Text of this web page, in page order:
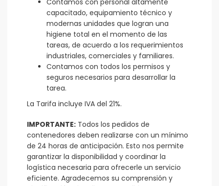
capacitado, equipamiento técnico y
modernas unidades que logran una
higiene total en el momento de las
tareas, de acuerdo a los requerimientos
industriales, comerciales y familiares.
Contamos con todos los permisos y
seguros necesarios para desarrollar la
tarea.
La Tarifa incluye IVA del 21%.
IMPORTANTE: Todos los pedidos de
contenedores deben realizarse con un mínimo
de 24 horas de anticipación. Esto nos permite
garantizar la disponibilidad y coordinar la
logística necesaria para ofrecerle un servicio
eficiente. Agradecemos su comprensión y